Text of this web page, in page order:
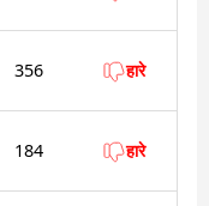
356 हारे
184 हारे